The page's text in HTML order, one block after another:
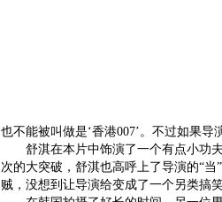
也不能被叫做是‘香港007’。不过如果
舒淇在本片中饰演了一个有点小功夫
次的大突破，舒淇也高呼上了导演的“
贼，没想到让导演给变成了一个另类搞